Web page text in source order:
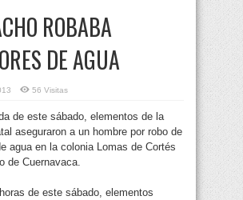
ROBABA
DE AGUA
56 Visitas
de este sábado, elementos de la
aseguraron a un hombre por robo de
agua en la colonia Lomas de Cortés
de Cuernavaca.
de este sábado, elementos